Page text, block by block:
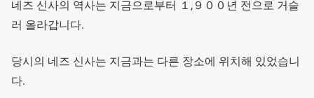
네즈 신사의 역사는 지금으로부터 １,９００년 전으로 거슬
러 올라갑니다.
당시의 네즈 신사는 지금과는 다른 장소에 위치해 있었습니
다.